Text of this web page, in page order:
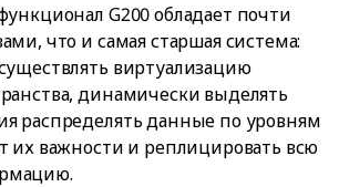
G200 обладает почти
что и самая старшая система:
виртуализацию
динамически выделять
распределять данные по уровням
их важности и реплицировать всю